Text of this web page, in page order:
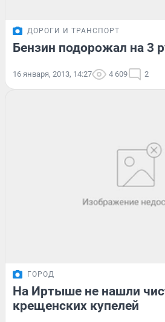
ДОРОГИ И ТРАНСПОРТ
Бензин подорожал на 3
16 января, 2013, 14:27 4 609 2
ГОРОД
На Иртыше не нашли
крещенских купелей